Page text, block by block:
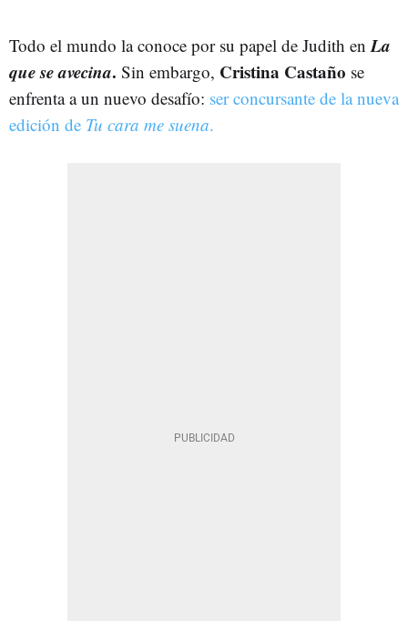
Todo el mundo la conoce por su papel de Judith en La
que se avecina. Sin embargo, Cristina Castaño se
enfrenta a un nuevo desafío: ser concursante de la nueva
edición de Tu cara me suena.